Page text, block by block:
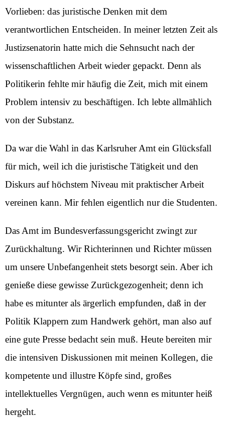
Vorlieben: das juristische Denken mit dem
verantwortlichen Entscheiden. In meiner letzten Zeit als
Justizsenatorin hatte mich die Sehnsucht nach der
wissenschaftlichen Arbeit wieder gepackt. Denn als
Politikerin fehlte mir häufig die Zeit, mich mit einem
Problem intensiv zu beschäftigen. Ich lebte allmählich
von der Substanz.
Da war die Wahl in das Karlsruher Amt ein Glücksfall
für mich, weil ich die juristische Tätigkeit und den
Diskurs auf höchstem Niveau mit praktischer Arbeit
vereinen kann. Mir fehlen eigentlich nur die Studenten.
Das Amt im Bundesverfassungsgericht zwingt zur
Zurückhaltung. Wir Richterinnen und Richter müssen
um unsere Unbefangenheit stets besorgt sein. Aber ich
genieße diese gewisse Zurückgezogenheit; denn ich
habe es mitunter als ärgerlich empfunden, daß in der
Politik Klappern zum Handwerk gehört, man also auf
eine gute Presse bedacht sein muß. Heute bereiten mir
die intensiven Diskussionen mit meinen Kollegen, die
kompetente und illustre Köpfe sind, großes
intellektuelles Vergnügen, auch wenn es mitunter heiß
hergeht.